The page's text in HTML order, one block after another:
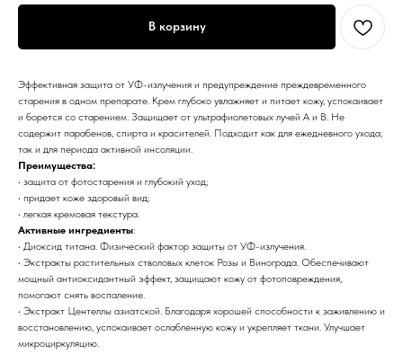
В корзину
Эффективная защита от УФ-излучения и предупреждение преждевременного
старения в одном препарате. Крем глубоко увлажняет и питает кожу, успокаивает
и борется со старением. Защищает от ультрафиолетовых лучей A и B. Не
содержит парабенов, спирта и красителей. Подходит как для ежедневного ухода,
так и для периода активной инсоляции.
Преимущества:
• защита от фотостарения и глубокий уход;
• придает коже здоровый вид;
• легкая кремовая текстура.
Активные ингредиенты:
• Диоксид титана. Физический фактор защиты от УФ-излучения.
• Экстракты растительных стволовых клеток Розы и Винограда. Обеспечивают
мощный антиоксидантный эффект, защищают кожу от фотоповреждения,
помогают снять воспаление.
• Экстракт Центеллы азиатской. Благодаря хорошей способности к заживлению и
восстановлению, успокаивает ослабленную кожу и укрепляет ткани. Улучшает
микроциркуляцию.